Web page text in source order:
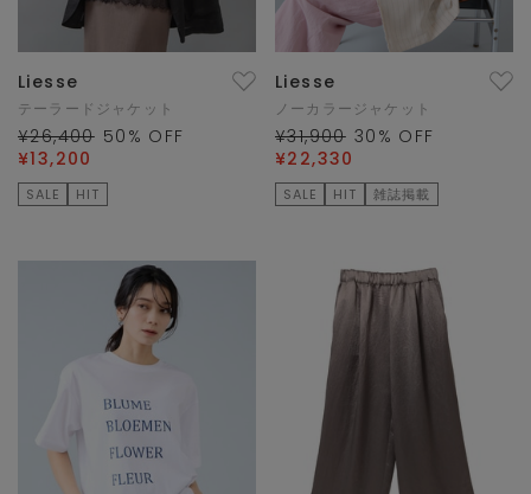
Liesse
テーラードジャケット
¥26,400 50 % OFF
¥13,200
SALE HIT
Liesse
ノーカラージャケット
¥31,900 30 % OFF
¥22,330
SALE HIT 雑誌掲載